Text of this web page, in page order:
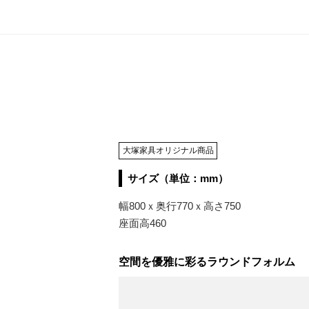
大塚家具オリジナル商品
サイズ（単位：mm）
幅800ｘ奥行770ｘ高さ750
座面高460
空間を優雅に彩るラウンドフォルム